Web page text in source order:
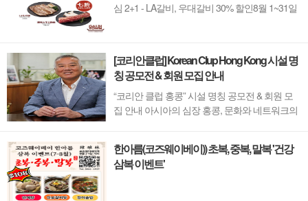
심 2+1 - LA갈비, 우대갈비 30% 할인8월 1~31일
[코리안클럽] Korean Clup Hong Kong 시설 명
칭 공모전 & 회원 모집 안내
“코리안 클럽 홍콩” 시설 명칭 공모전 & 회원 모
집 안내 아시아의 심장 홍콩, 문화와 네트워크의
홍콩. 이 역동적인 글로벌 허브의 중심에서 한국
의 깊이 있는 문화유산과 세계적 감각을 잇는 새
한아름(코즈웨이베이)) 초복, 중복, 말복 '건강
삼복 이벤트'